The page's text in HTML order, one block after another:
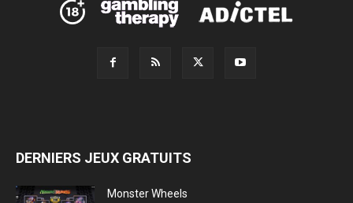
DERNIERS JEUX GRATUITS
Monster Wheels